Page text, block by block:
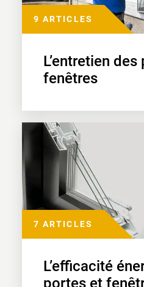
9 ARTICLES
L’entretien
fenêtres
7 ARTICLES
L’efficacité
portes et